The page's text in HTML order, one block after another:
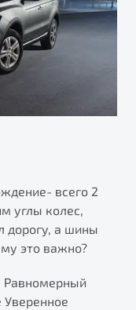
всего 2
углы колес,
дорогу, а шины
это важно?
Равномерный